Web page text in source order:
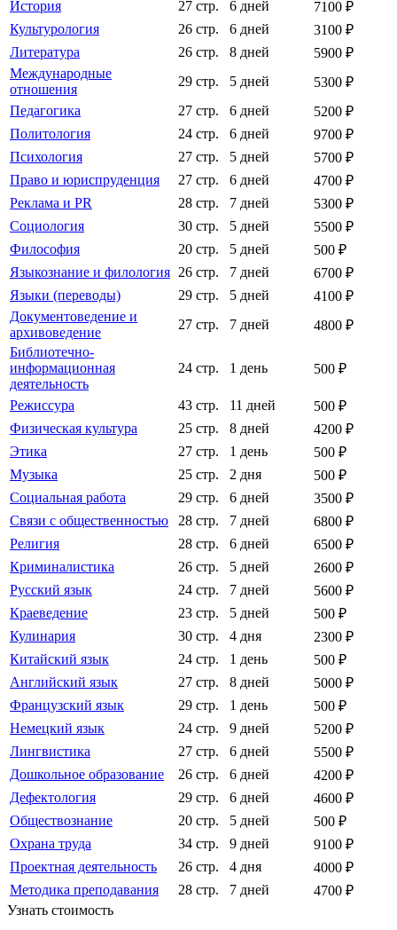
История 27 стр. 6 дней
7100 ₽
Культурология
26 стр. 6 дней
3100 ₽
Литература
26 стр. 8 дней
5900 ₽
Международные
отношения
29 стр. 5 дней
5300 ₽
Педагогика
27 стр. 6 дней
5200 ₽
Политология
24 стр. 6 дней
9700 ₽
Психология
27 стр. 5 дней
5700 ₽
Право и юриспруденция
27 стр. 6 дней
4700 ₽
Реклама и PR
28 стр. 7 дней
5300 ₽
Социология
30 стр. 5 дней
5500 ₽
Философия
20 стр. 5 дней
500 ₽
Языкознание и филология 26 стр. 7 дней
6700 ₽
Языки (переводы)
29 стр. 5 дней
4100 ₽
Документоведение и
архивоведение
27 стр. 7 дней
4800 ₽
Библиотечно-
информационная
деятельность
24 стр. 1 день 500 ₽
Режиссура 43 стр. 11 дней
500 ₽
Физическая культура
25 стр. 8 дней
4200 ₽
Этика
27 стр. 1 день
500 ₽
Музыка
25 стр. 2 дня
500 ₽
Социальная работа
29 стр. 6 дней
3500 ₽
Связи с общественностью
28 стр. 7 дней
6800 ₽
Религия
28 стр. 6 дней
6500 ₽
Криминалистика
26 стр. 5 дней
2600 ₽
Русский язык
24 стр. 7 дней
5600 ₽
Краеведение
23 стр. 5 дней
500 ₽
Кулинария
30 стр. 4 дня
2300 ₽
Китайский язык
24 стр. 1 день
500 ₽
Английский язык
27 стр. 8 дней
5000 ₽
Французский язык
29 стр. 1 день
500 ₽
Немецкий язык
24 стр. 9 дней
5200 ₽
Лингвистика
27 стр. 6 дней
5500 ₽
Дошкольное образование
26 стр. 6 дней
4200 ₽
Дефектология
29 стр. 6 дней
4600 ₽
Обществознание
20 стр. 5 дней
500 ₽
Охрана труда
34 стр. 9 дней
9100 ₽
Проектная деятельность
26 стр. 4 дня
4000 ₽
Методика преподавания
28 стр. 7 дней
4700 ₽
Узнать стоимость